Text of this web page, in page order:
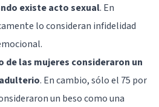
existe acto sexual. En
lo consideran infidelidad
de las mujeres consideraron un
. En cambio, sólo el 75 por
un beso como una